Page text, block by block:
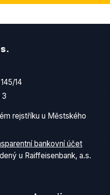
14
3
rejstříku u Městského
bankovní účet
u Raiffeisenbank, a.s.